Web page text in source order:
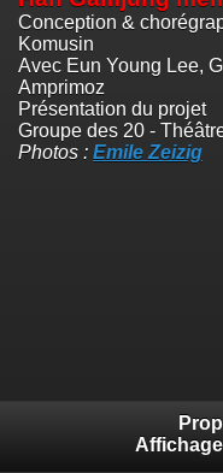
Conception &
Komusin
Avec Eun Young Lee,
Amprimoz
Présentation du projet
Groupe des 20 -
Photos : Emile Zeizig